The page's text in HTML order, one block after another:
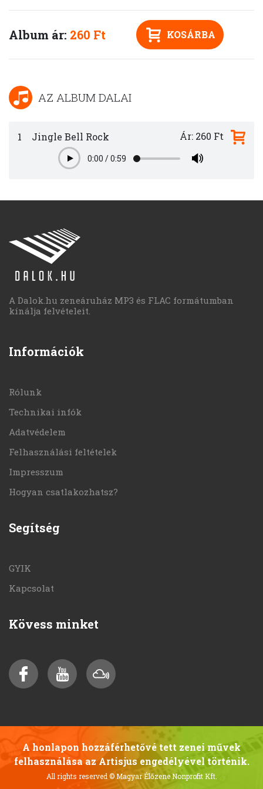
Album ár: 260 Ft KOSÁRBA
AZ ALBUM DALAI
1 Jingle Bell Rock
Play0:00 /0:59
Ár: 260 Ft
A Dalok.hu zeneáruház MP3 és FLAC formátumban
kínálja felvételeit.
Információk
Rólunk
Technikai infók
Adatvédelem
Felhasználási feltételek
Impresszum
Hogyan csatlakozhatsz?
Segítség
GYIK
Kapcsolat
Kövess minket
A honlapon hozzáférhetővé tett zenei művek
felhasználása az Artisjus engedélyével történik.
All rights reserved© Magyar Élőzene Nonprofit Kft.